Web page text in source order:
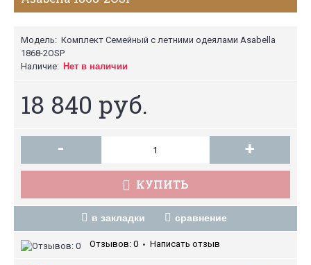
Модель: Комплект Семейный с летними одеялами Asabella
1868-2OSP
Наличие: Нет в наличии
18 840 руб.
- +
КУПИТЬ
в закладки сравнение
Отзывов: 0 • Написать отзыв